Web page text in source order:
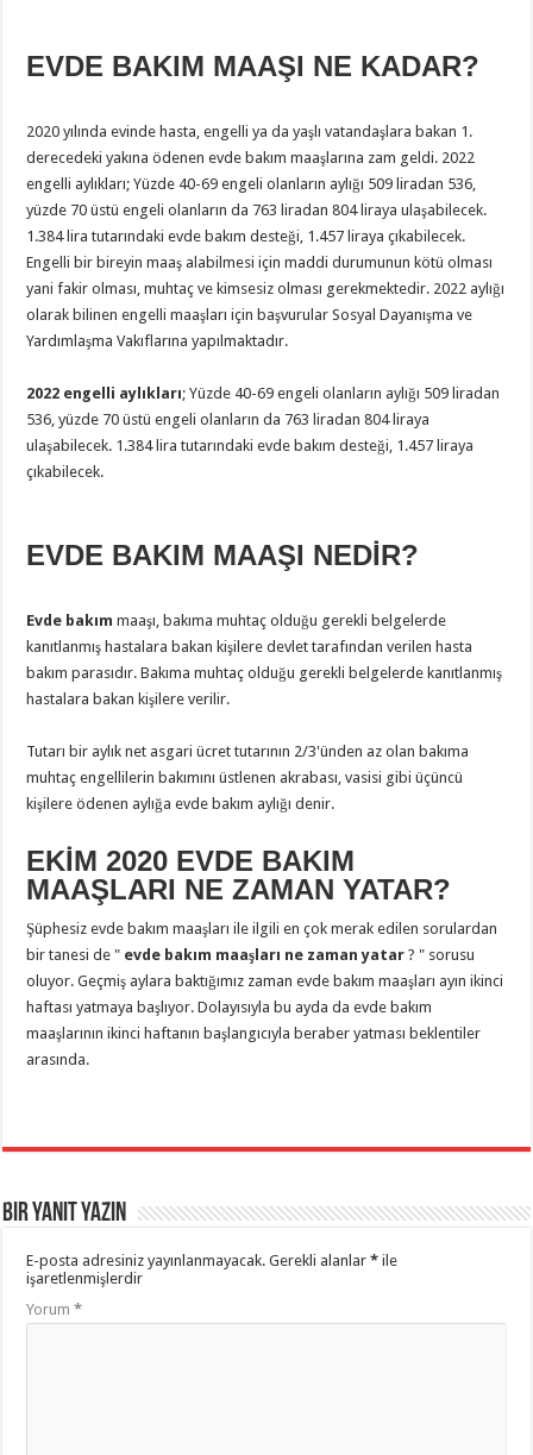
EVDE BAKIM MAAŞI NE KADAR?
2020 yılında evinde hasta, engelli ya da yaşlı vatandaşlara bakan 1.
derecedeki yakına ödenen evde bakım maaşlarına zam geldi. 2022
engelli aylıkları; Yüzde 40-69 engeli olanların aylığı 509 liradan 536,
yüzde 70 üstü engeli olanların da 763 liradan 804 liraya ulaşabilecek.
1.384 lira tutarındaki evde bakım desteği, 1.457 liraya çıkabilecek.
Engelli bir bireyin maaş alabilmesi için maddi durumunun kötü olması
yani fakir olması, muhtaç ve kimsesiz olması gerekmektedir. 2022 aylığı
olarak bilinen engelli maaşları için başvurular Sosyal Dayanışma ve
Yardımlaşma Vakıflarına yapılmaktadır.
2022 engelli aylıkları; Yüzde 40-69 engeli olanların aylığı 509 liradan
536, yüzde 70 üstü engeli olanların da 763 liradan 804 liraya
ulaşabilecek. 1.384 lira tutarındaki evde bakım desteği, 1.457 liraya
çıkabilecek.
EVDE BAKIM MAAŞI NEDİR?
Evde bakım maaşı, bakıma muhtaç olduğu gerekli belgelerde
kanıtlanmış hastalara bakan kişilere devlet tarafından verilen hasta
bakım parasıdır. Bakıma muhtaç olduğu gerekli belgelerde kanıtlanmış
hastalara bakan kişilere verilir.
Tutarı bir aylık net asgari ücret tutarının 2/3'ünden az olan bakıma
muhtaç engellilerin bakımını üstlenen akrabası, vasisi gibi üçüncü
kişilere ödenen aylığa evde bakım aylığı denir.
EKİM 2020 EVDE BAKIM
MAAŞLARI NE ZAMAN YATAR?
Şüphesiz evde bakım maaşları ile ilgili en çok merak edilen sorulardan
bir tanesi de " evde bakım maaşları ne zaman yatar ? " sorusu
oluyor. Geçmiş aylara baktığımız zaman evde bakım maaşları ayın ikinci
haftası yatmaya başlıyor. Dolayısıyla bu ayda da evde bakım
maaşlarının ikinci haftanın başlangıcıyla beraber yatması beklentiler
arasında.
Bir yanıt yazın
E-posta adresiniz yayınlanmayacak. Gerekli alanlar* ile
işaretlenmişlerdir
Yorum*